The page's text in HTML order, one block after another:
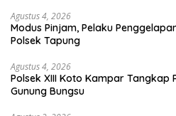
Agustus 4, 2026
Modus Pinjam, Pelaku
Polsek Tapung
Agustus 4, 2026
Polsek XIII Koto Kampar
Gunung Bungsu